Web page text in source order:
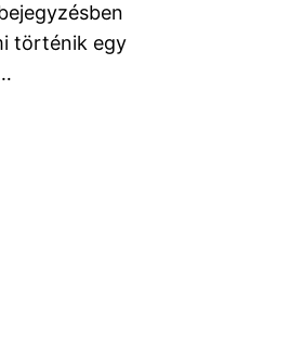
történik egy